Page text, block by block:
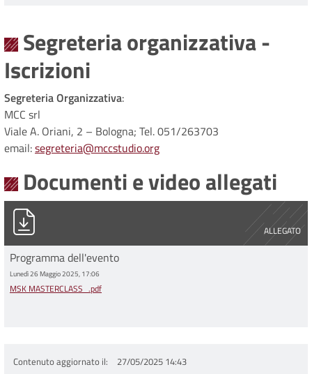
Segreteria organizzativa -
Iscrizioni
Segreteria Organizzativa:
MCC srl
Viale A. Oriani, 2 – Bologna; Tel. 051/263703
email:segreteria@mccstudio.org
Documenti e video allegati
ALLEGATO
MSK MASTERCLASS_.pdf
Programma dell'evento
Lunedì 26 Maggio 2025, 17:06
MSK MASTERCLASS_.pdf
Contenuto aggiornato il 27/05/2025 14:43